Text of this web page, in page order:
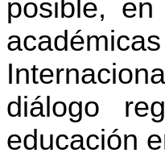
posible,
diálogo
educación